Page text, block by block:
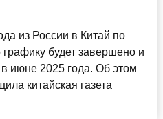
из России в Китай по
будет завершено и
июне 2025 года. Об этом
китайская газета